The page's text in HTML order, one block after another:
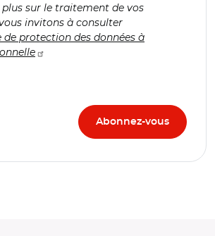
sur le traitement de vos
invitons à consulter
de protection des données à